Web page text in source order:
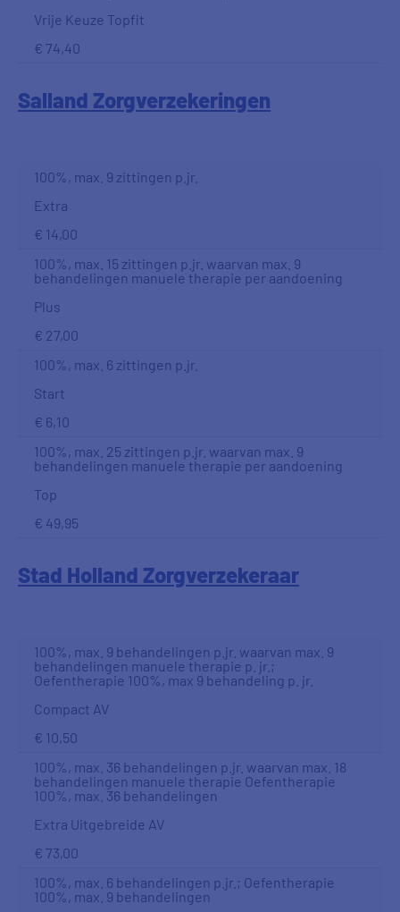
Vrije Keuze Topfit
€ 74,40
Salland Zorgverzekeringen
100%, max. 9 zittingen p.jr.
Extra
€ 14,00
100%, max. 15 zittingen p.jr. waarvan max. 9
behandelingen manuele therapie per aandoening
Plus
€ 27,00
100%, max. 6 zittingen p.jr.
Start
€ 6,10
100%, max. 25 zittingen p.jr. waarvan max. 9
behandelingen manuele therapie per aandoening
Top
€ 49,95
Stad Holland Zorgverzekeraar
100%, max. 9 behandelingen p.jr. waarvan max. 9
behandelingen manuele therapie p. jr.;
Oefentherapie 100%, max 9 behandeling p. jr.
Compact AV
€ 10,50
100%, max. 36 behandelingen p.jr. waarvan max. 18
behandelingen manuele therapie Oefentherapie
100%, max. 36 behandelingen
Extra Uitgebreide AV
€ 73,00
100%, max. 6 behandelingen p.jr.; Oefentherapie
100%, max. 9 behandelingen